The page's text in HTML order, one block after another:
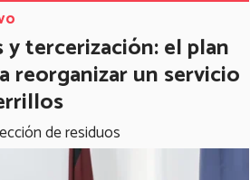
y tercerización: el plan
reorganizar un servicio
de residuos